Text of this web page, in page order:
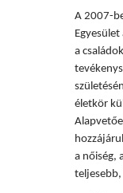
A 2007-
a
életkör
a nőiség,